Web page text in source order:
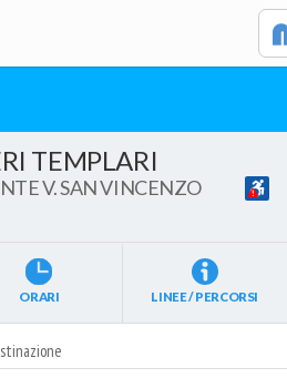
TEMPLARI
V. SAN VINCENZO
ORARI LINEE / PERCORSI